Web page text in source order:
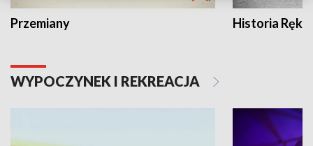
Przemiany Historia Ręką
WYPOCZYNEK I REKREACJA